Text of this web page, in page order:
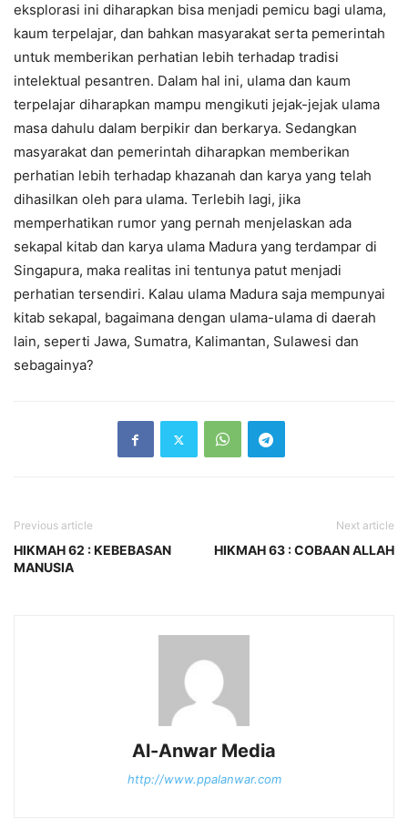
eksplorasi ini diharapkan bisa menjadi pemicu bagi ulama,
kaum terpelajar, dan bahkan masyarakat serta pemerintah
untuk memberikan perhatian lebih terhadap tradisi
intelektual pesantren. Dalam hal ini, ulama dan kaum
terpelajar diharapkan mampu mengikuti jejak-jejak ulama
masa dahulu dalam berpikir dan berkarya. Sedangkan
masyarakat dan pemerintah diharapkan memberikan
perhatian lebih terhadap khazanah dan karya yang telah
dihasilkan oleh para ulama. Terlebih lagi, jika
memperhatikan rumor yang pernah menjelaskan ada
sekapal kitab dan karya ulama Madura yang terdampar di
Singapura, maka realitas ini tentunya patut menjadi
perhatian tersendiri. Kalau ulama Madura saja mempunyai
kitab sekapal, bagaimana dengan ulama-ulama di daerah
lain, seperti Jawa, Sumatra, Kalimantan, Sulawesi dan
sebagainya?
Previous article
HIKMAH 62 : KEBEBASAN
MANUSIA
Next article
HIKMAH 63 : COBAAN ALLAH
Al-Anwar Media
http://www.ppalanwar.com